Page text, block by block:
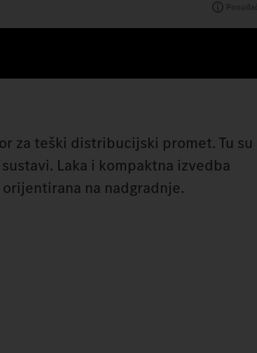
Ponuđač
za teški distribucijski promet. Tu su
Laka i kompaktna izvedba
na nadgradnje.